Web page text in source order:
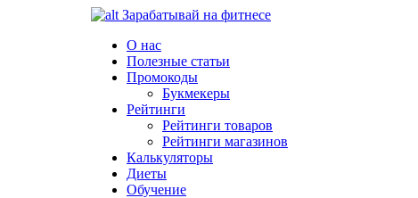
Зарабатывай на фитнесе
О нас
Полезные статьи
Промокоды
Букмекеры
Рейтинги
Рейтинги товаров
Рейтинги магазинов
Калькуляторы
Диеты
Обучение